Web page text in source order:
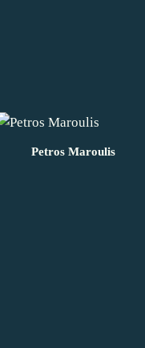
Petros Maroulis